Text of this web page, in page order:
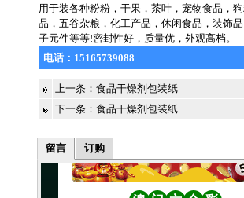
用于装各种粉粉，干果，茶叶，宠物食品，
品，五谷杂粮，化工产品，休闲食品，装饰
子元件等等!密封性好，质量优，外观高档。
电话： 15165739088
上一条： 食品干燥剂包装纸
下一条： 食品干燥剂包装纸
留言 订购